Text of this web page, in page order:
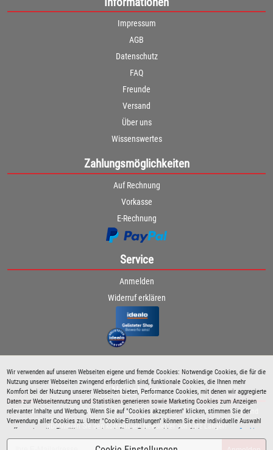
Wir verwenden auf unseren Webseiten eigene und fremde Cookies: Notwendige Cookies, die für die
Nutzung unserer Webseiten zwingend erforderlich sind, funktionale Cookies, die Ihnen mehr
Komfort bei der Nutzung unserer Webseiten bieten, Performance Cookies, mit denen wir aggregierte
Daten zur Webseitennutzung und Statistiken generieren sowie Marketing Cookies zum Anzeigen
relevanter Inhalte und Werbung. Wenn Sie auf "Cookies akzeptieren" klicken, stimmen Sie der
Verwendung aller Cookies zu. Unter "Cookie-Einstellungen" können Sie eine individuelle Auswahl
treffen und erteilte Einwilligungen jederzeit für die Zukunft widerrufen. Siehe auch unsere Cookie
Richtlinie.
Impressum
AGB
Datenschutz
FAQ
Freunde
Versand
Über uns
Wissenswertes
Zahlungsmöglichkeiten
Auf Rechnung
Vorkasse
E-Rechnung
Service
Anmelden
Widerruf erklären
Newsletter
Bleiben Sie immer über spezielle Aktionen sowie Produktneuheiten informiert und
abonnieren Sie den kostenlosen Newsletter von Lutz Langer!